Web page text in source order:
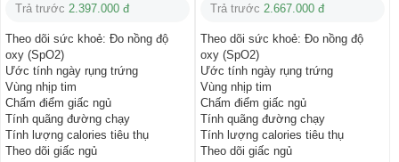
Trả trước 2.397.000 đ
Theo dõi sức khoẻ: Đo nồng độ
oxy (SpO2)
Ước tính ngày rụng trứng
Vùng nhịp tim
Chấm điểm giấc ngủ
Tính quãng đường chạy
Tính lượng calories tiêu thụ
Theo dõi giấc ngủ
Trả trước 2.667.000 đ
Theo dõi sức khoẻ: Đo nồng độ
oxy (SpO2)
Ước tính ngày rụng trứng
Vùng nhịp tim
Chấm điểm giấc ngủ
Tính quãng đường chạy
Tính lượng calories tiêu thụ
Theo dõi giấc ngủ